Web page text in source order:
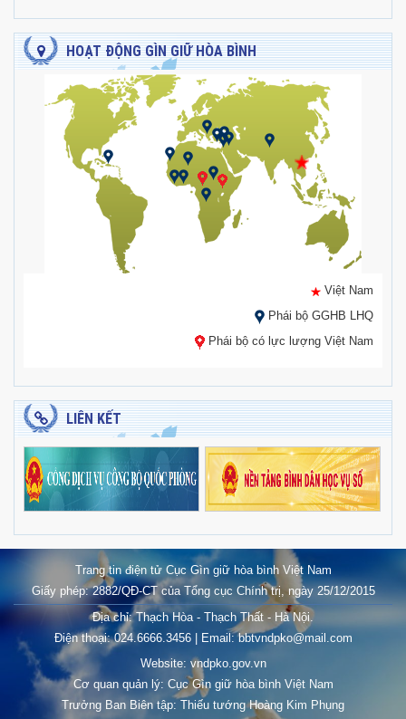
HOẠT ĐỘNG GÌN GIỮ HÒA BÌNH
Việt Nam
Phái bộ GGHB LHQ
Phái bộ có lực lượng Việt Nam
LIÊN KẾT
Trang tin điện tử Cục Gìn giữ hòa bình Việt Nam
Giấy phép: 2882/QĐ-CT của Tổng cục Chính trị, ngày 25/12/2015
Địa chỉ: Thạch Hòa - Thạch Thất - Hà Nội.
Điện thoại: 024.6666.3456 | Email: bbtvndpko@mail.com
Website: vndpko.gov.vn
Cơ quan quản lý: Cục Gìn giữ hòa bình Việt Nam
Trưởng Ban Biên tập: Thiếu tướng Hoàng Kim Phụng